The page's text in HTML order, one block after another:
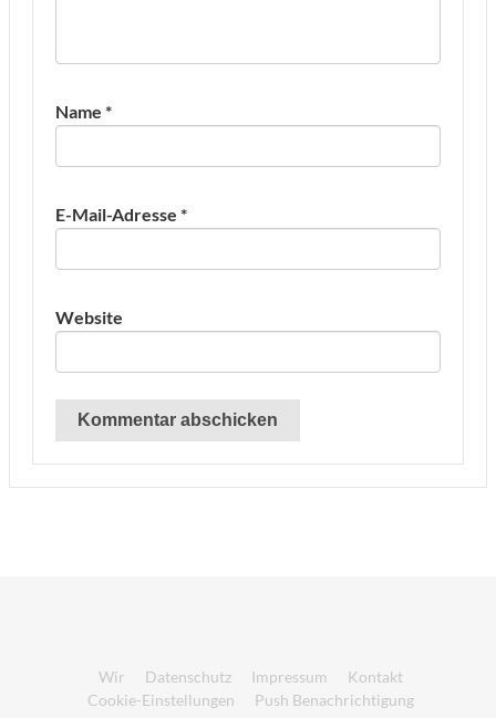
Name *
E-Mail-Adresse *
Website
Wir Datenschutz Impressum
Kontakt
Cookie-Einstellungen
Push Benachrichtigung